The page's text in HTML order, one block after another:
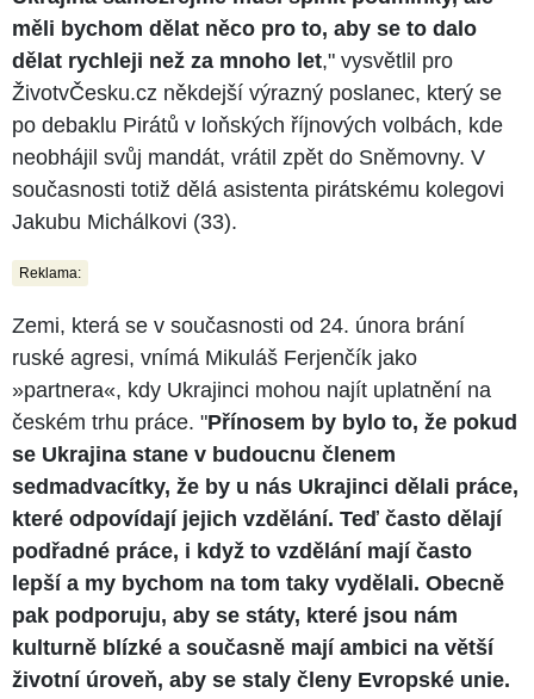
měli bychom dělat něco pro to, aby se to dalo
dělat rychleji než za mnoho let," vysvětlil pro
ŽivotvČesku.cz někdejší výrazný poslanec, který se
po debaklu Pirátů v loňských říjnových volbách, kde
neobhájil svůj mandát, vrátil zpět do Sněmovny. V
současnosti totiž dělá asistenta pirátskému kolegovi
Jakubu Michálkovi (33).
Reklama:
Zemi, která se v současnosti od 24. února brání
ruské agresi, vnímá Mikuláš Ferjenčík jako
»partnera«, kdy Ukrajinci mohou najít uplatnění na
českém trhu práce. "Přínosem by bylo to, že pokud
se Ukrajina stane v budoucnu členem
sedmadvacítky, že by u nás Ukrajinci dělali práce,
které odpovídají jejich vzdělání. Teď často dělají
podřadné práce, i když to vzdělání mají často
lepší a my bychom na tom taky vydělali. Obecně
pak podporuju, aby se státy, které jsou nám
kulturně blízké a současně mají ambici na větší
životní úroveň, aby se staly členy Evropské unie.